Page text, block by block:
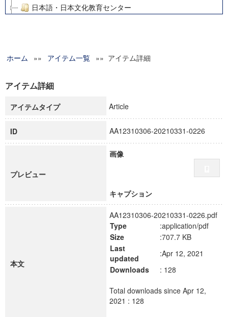
日本語・日本文化教育センター
グローバルリサーチインスティテュート
科学研究費補助金研究成果報告書
慶應義塾大学グローバルCOEプログラム市民社会ガバナンス
慶應義塾大学グローバルCOEプログラム論理と感性の先端的
博士課程教育リーディングプログラム「超成熟社会発展のサ
学術雑誌掲載論文等(8)
ホーム »» アイテム一覧 »» アイテム詳細
アイテム詳細
アイテムタイプ Article
ID AA12310306-20210331-0226
プレビュー
画像
キャプション
本文
AA12310306-20210331-0226.pdf
Type
:application/pdf
Size
:707.7 KB
Last
updated
:Apr 12, 2021
Downloads
: 128
Total downloads since Apr 12,
2021 : 128